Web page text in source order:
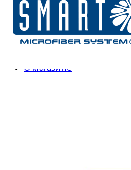
Коврики
Банные принадлежности
Косметические средства
Ароматические средства
О магазине